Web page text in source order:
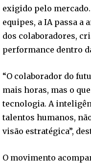
exigido pelo
equipes, a IA passa a
dos colaboradores,
performance dentro
“O colaborador do
mais horas, mas o
tecnologia. A
talentos humanos,
visão estratégica”,
O movimento